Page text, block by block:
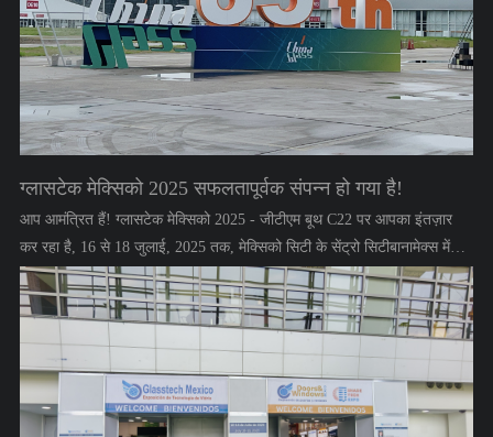
ग्लासटेक मेक्सिको 2025 सफलतापूर्वक संपन्न हो गया है!
आप आमंत्रित हैं! ग्लासटेक मेक्सिको 2025 - जीटीएम बूथ C22 पर आपका इंतज़ार
कर रहा है, 16 से 18 जुलाई, 2025 तक, मेक्सिको सिटी के सेंट्रो सिटीबानामेक्स में
हमसे जुड़ें क्योंकि हम बूथ C22 पर अपनी जीके20 सीएनसी ग्लास कट-आउट मशीन
और जीजे3 ग्लास ड्रिलिंग मशीन का प्रदर्शन करेंगे।